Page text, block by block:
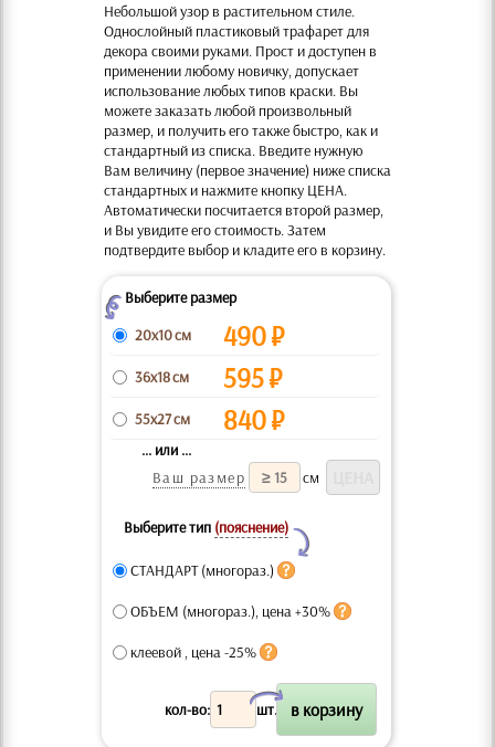
Небольшой узор в растительном стиле.
Однослойный пластиковый трафарет для
декора своими руками. Прост и доступен в
применении любому новичку, допускает
использование любых типов краски. Вы
можете заказать любой произвольный
размер, и получить его также быстро, как и
стандартный из списка. Введите нужную
Вам величину (первое значение) ниже списка
стандартных и нажмите кнопку ЦЕНА.
Автоматически посчитается второй размер,
и Вы увидите его стоимость. Затем
подтвердите выбор и кладите его в корзину.
ZВыберите размер
20x10 см
490₽
36x18 см 595₽
55x27 см 840₽
... или ...
Ваш размер
см
Выберите тип (пояснение)
Y
СТАНДАРТ (многораз.)
ОБЪЕМ (многораз.), цена +30%
клеевой , цена -25%
кол-во: шт.
X